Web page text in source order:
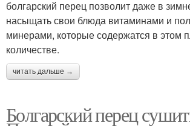
болгарский перец позволит даже в
насыщать свои блюда витаминами и
минерами, которые содержатся в этом
количестве.
читать дальше →
Болгарский перец